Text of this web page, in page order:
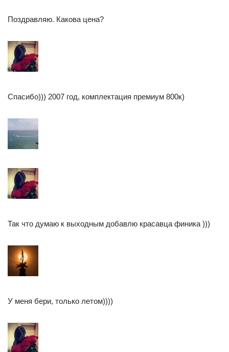
Поздравляю. Какова цена?
Спасибо))) 2007 год, комплектация премиум 800к)
Так что думаю к выходным добавлю красавца финика )))
У меня бери, только летом))))